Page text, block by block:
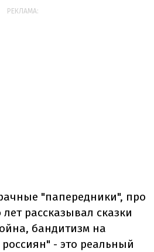
РЕКЛАМА:
"папередники", про
рассказывал сказки
бандитизм на
- это реальный